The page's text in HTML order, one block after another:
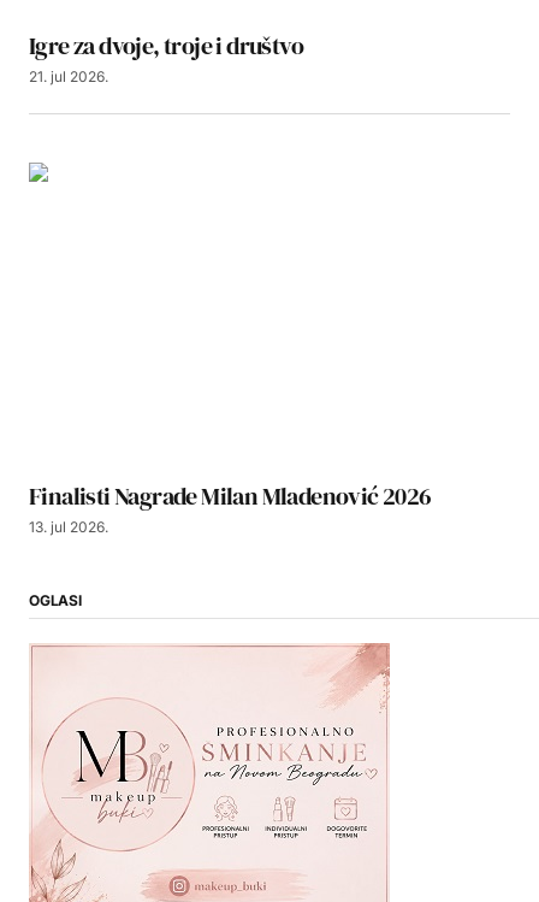
Igre za dvoje, troje i društvo
21. jul 2026.
Finalisti Nagrade Milan Mladenović 2026
13. jul 2026.
OGLASI